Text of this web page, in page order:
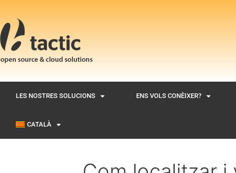
LES NOSTRES SOLUCIONS ENS VOLS CONÈIXER?
CATALÀ